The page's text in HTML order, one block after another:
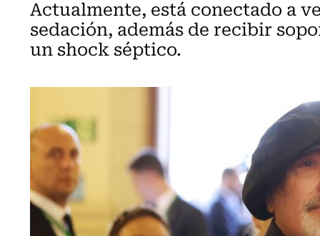
Actualmente, está conectado a
sedación, además de recibir
un shock séptico.